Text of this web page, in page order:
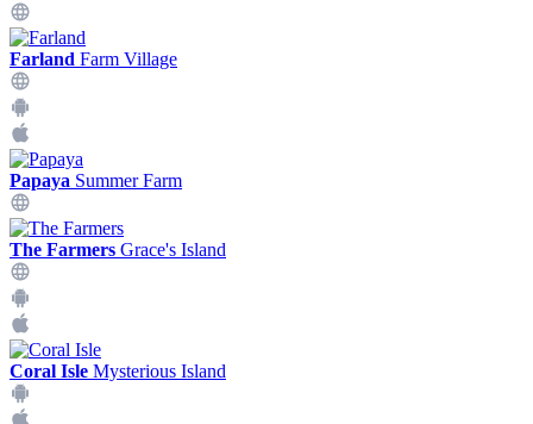
Farland Farm Village
Papaya Summer Farm
The Farmers Grace's Island
Coral Isle Mysterious Island